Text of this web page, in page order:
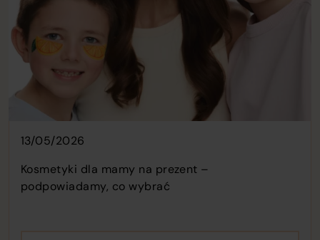
13/05/2026
Kosmetyki dla mamy na prezent –
podpowiadamy, co wybrać